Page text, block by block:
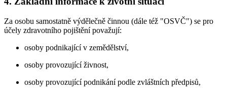
Za osobu samostatně výdělečně činnou (dále též "OSVČ") se pro
účely zdravotního pojištění považují:
osoby podnikající v zemědělství,
osoby provozující živnost,
osoby provozující podnikání podle zvláštních předpisů,